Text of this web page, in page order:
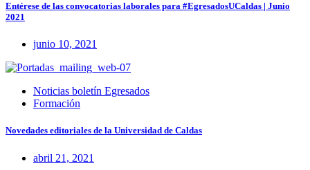
Entérese de las convocatorias laborales para #EgresadosUCaldas | Junio
2021
junio 10, 2021
Noticias boletín Egresados
Formación
Novedades editoriales de la Universidad de Caldas
abril 21, 2021